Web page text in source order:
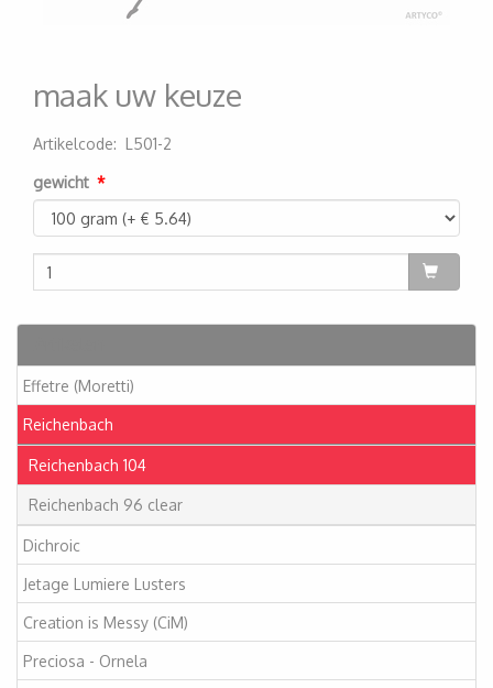
Effetre (Moretti)
Reichenbach
Reichenbach 104
Reichenbach 96 clear
Dichroic
Jetage Lumiere Lusters
Creation is Messy (CiM)
Preciosa - Ornela
maak uw keuze
Artikelcode: L501-2
gewicht